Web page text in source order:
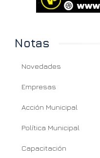
Notas
Novedades
Empresas
Acción Municipal
Política Municipal
Capacitación